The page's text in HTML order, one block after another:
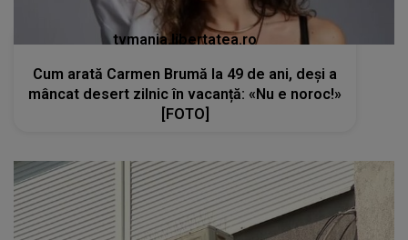
tvmania.libertatea.ro
Cum arată Carmen Brumă la 49 de ani, deși a
mâncat desert zilnic în vacanță: «Nu e noroc!»
[FOTO]